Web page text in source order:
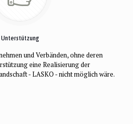
Unterstützung
und Verbänden, ohne deren
eine Realisierung der
- LASKO - nicht möglich wäre.